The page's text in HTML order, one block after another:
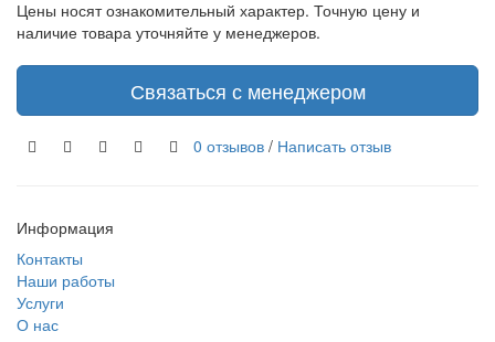
Цены носят ознакомительный характер. Точную цену и
наличие товара уточняйте у менеджеров.
Связаться с менеджером
0 отзывов / Написать отзыв
Информация
Контакты
Наши работы
Услуги
О нас